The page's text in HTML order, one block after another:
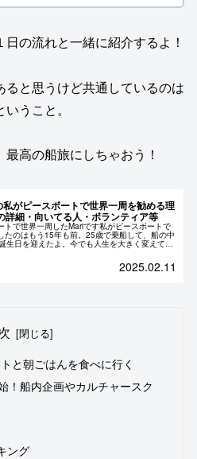
の流れと一緒に紹介するよ！
ると思うけど共通しているのは
いうこと。
高の船旅にしちゃおう！
私がピースボートで世界一周を勧める理
詳細・向いてる人・ボランティア等
トで世界一周したMariです私がピースボートで
たのはもう15年も前。25歳で乗船して、船の中
生日を迎えたよ。今でも人生を大きく変えてく
ングポイント。本当に乗って良かったと思って
2025.02.11
と朝ごはんを食べに行く
！船内企画やカルチャースク
ング